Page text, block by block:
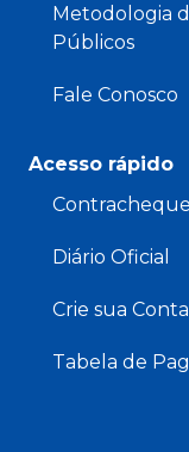
Metodologia
Públicos
Fale Conosco
Acesso rápido
Diário Oficial
Crie sua Conta
Tabela de